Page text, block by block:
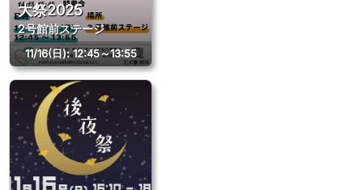
大祭2025
2号館前ステージ
11/16(日):12:45～13:55